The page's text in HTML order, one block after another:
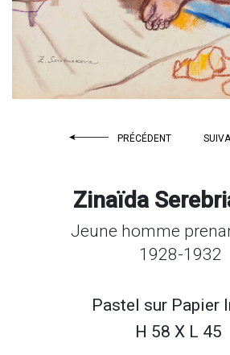
PRÉCÉDENT
Zinaïda
Jeune homme
1928-1932
Pastel sur Papier
H 58 X L 45